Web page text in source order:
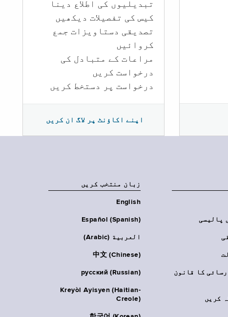
تبدیلیوں کی اطلاع دینا
کیس کی تفصیلات دیکھیں
تصدیقی دستاویزات جمع
کروائیں
مراعات کے متبادل کی
درخواست کریں
درخواست پر دستخط کریں
اپنے اکاؤنٹ پر لاگ ان کریں
پالیسی
رسائی کا قانون
کریں
زبان منتخب کریں
English
Español (Spanish)
العربية (Arabic)
中文 (Chinese)
русский (Russian)
Kreyòl Ayisyen (Haitian-
Creole)